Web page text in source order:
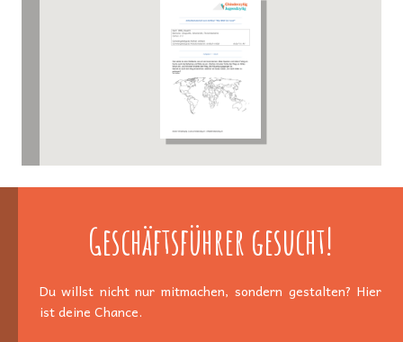
Geschäftsführer gesucht!
Du willst nicht nur mitmachen, sondern gestalten? Hier
ist deine Chance.